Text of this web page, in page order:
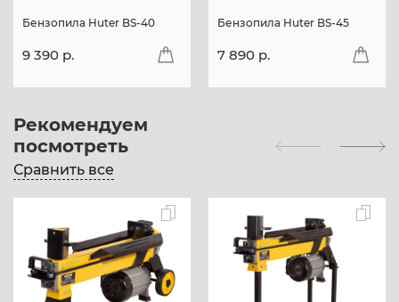
Бензопила Huter BS-40
9 390 p.
Бензопила Huter BS-45
7 890 p.
Рекомендуем
посмотреть
Сравнить все